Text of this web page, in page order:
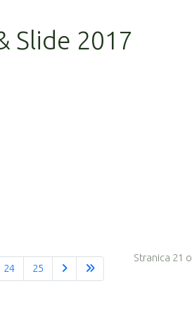
Slide 2017
Stranica 21
24 25